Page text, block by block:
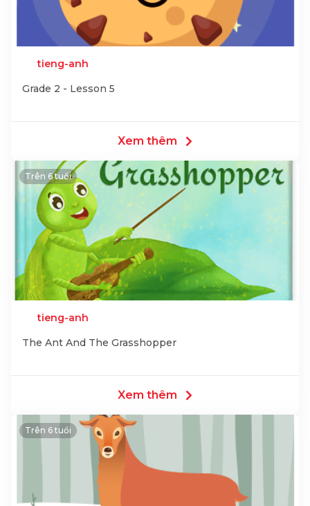
tieng-anh
Grade 2 - Lesson 5
Xem thêm
Trên 6 tuổi
tieng-anh
The Ant And The Grasshopper
Xem thêm
Trên 6 tuổi